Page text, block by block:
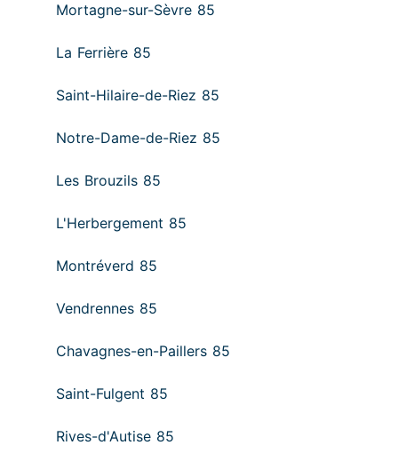
Mortagne-sur-Sèvre 85
La Ferrière 85
Saint-Hilaire-de-Riez 85
Notre-Dame-de-Riez 85
Les Brouzils 85
L'Herbergement 85
Montréverd 85
Vendrennes 85
Chavagnes-en-Paillers 85
Saint-Fulgent 85
Rives-d'Autise 85